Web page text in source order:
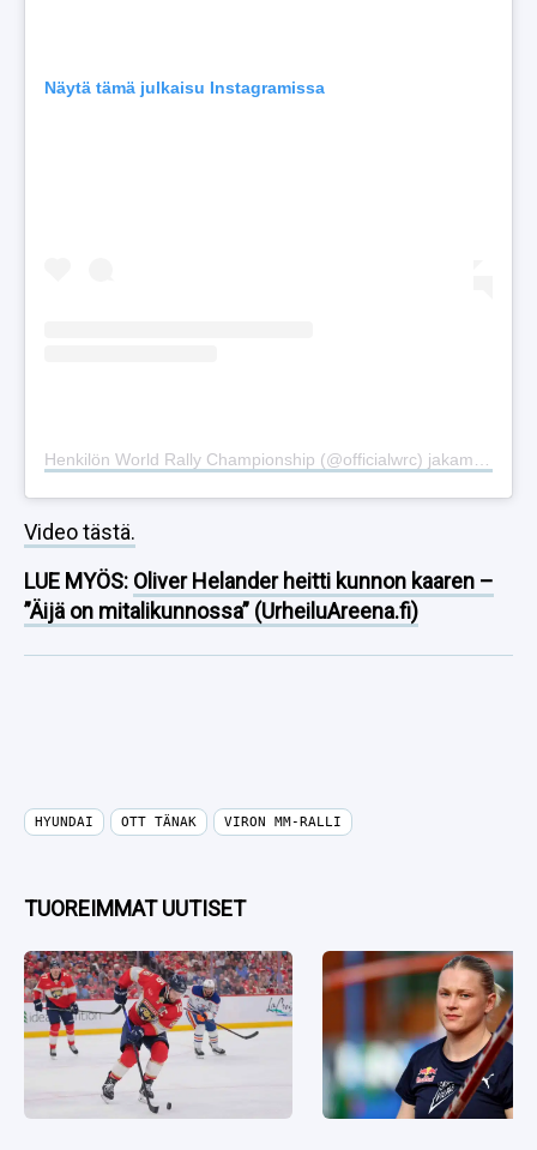
Näytä tämä julkaisu Instagramissa
Video tästä.
LUE MYÖS: Oliver Helander heitti kunnon kaaren –
”Äijä on mitalikunnossa” (UrheiluAreena.fi)
HYUNDAI OTT TÄNAK VIRON MM-RALLI
TUOREIMMAT UUTISET